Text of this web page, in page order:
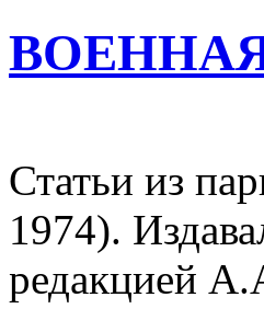
Статьи из
1974).
редакцией